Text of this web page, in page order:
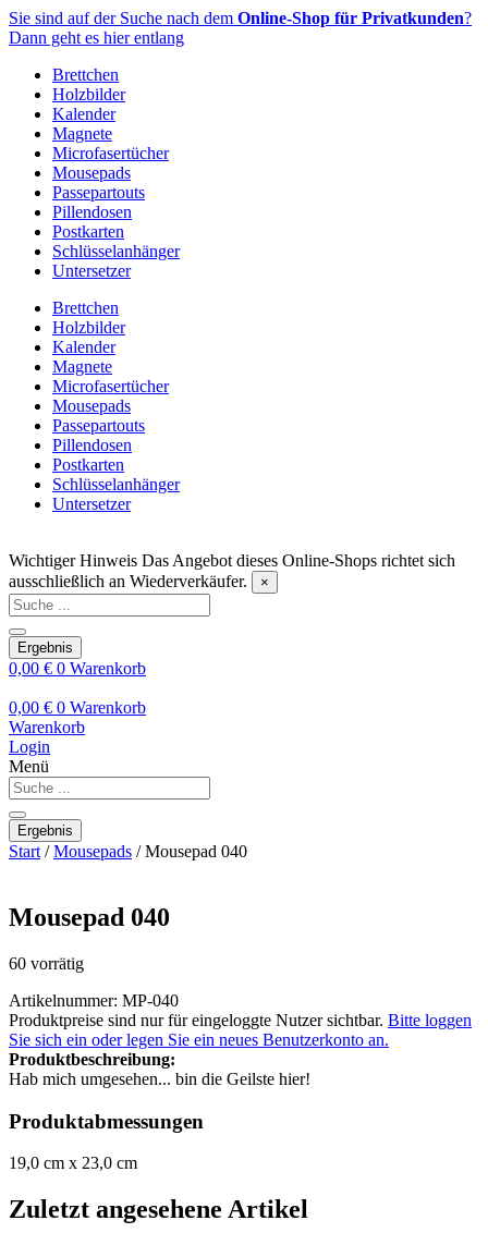
Zum
Inhalt
Sie sind auf der Suche nach dem Online-Shop für Privatkunden?
Dann geht es hier entlang
Brettchen
Holzbilder
Kalender
Magnete
Microfasertücher
Mousepads
Passepartouts
Pillendosen
Postkarten
Schlüsselanhänger
Untersetzer
Brettchen
Holzbilder
Kalender
Magnete
Microfasertücher
Mousepads
Passepartouts
Pillendosen
Postkarten
Schlüsselanhänger
Untersetzer
Wichtiger Hinweis Das Angebot dieses Online-Shops richtet sich
ausschließlich an Wiederverkäufer.
×
Search
...
Ergebnis
0,00 € 0 Warenkorb
0,00 € 0 Warenkorb
Warenkorb
Login
Menü
Search
...
Ergebnis
Start /Mousepads / Mousepad 040
Mousepad 040
60 vorrätig
Artikelnummer: MP-040
Produktpreise sind nur für eingeloggte Nutzer sichtbar. Bitte loggen
Sie sich ein oder legen Sie ein neues Benutzerkonto an.
Produktbeschreibung:
Hab mich umgesehen... bin die Geilste hier!
Produktabmessungen
19,0 cm x 23,0 cm
Zuletzt angesehene Artikel